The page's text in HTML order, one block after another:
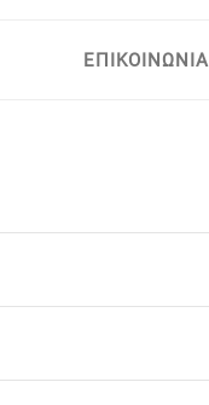
ΕΠΙΚΟΙΝΩΝΙΑ